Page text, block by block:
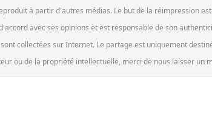
à partir d'autres médias. Le but de la réimpression
avec ses opinions et est responsable de son
collectées sur Internet. Le partage est uniquement
ou de la propriété intellectuelle, merci de nous laisser un